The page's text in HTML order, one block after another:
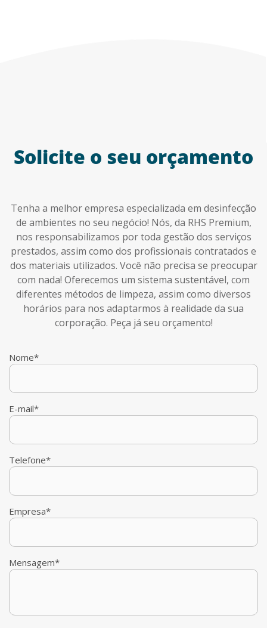
Solicite o seu orçamento
Tenha a melhor empresa especializada em desinfecção
de ambientes no seu negócio! Nós, da RHS Premium,
nos responsabilizamos por toda gestão dos serviços
prestados, assim como dos profissionais contratados e
dos materiais utilizados. Você não precisa se preocupar
com nada! Oferecemos um sistema sustentável, com
diferentes métodos de limpeza, assim como diversos
horários para nos adaptarmos à realidade da sua
corporação. Peça já seu orçamento!
Nome*
E-mail*
Telefone*
Empresa*
Mensagem*